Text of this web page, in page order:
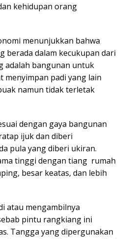
kehidupan orang
menunjukkan bahwa
berada dalam kecukupan dari
adalah bangunan untuk
menyimpan padi yang lain
namun tidak terletak
dengan gaya bangunan
ijuk dan diberi
pula yang diberi ukiran.
tinggi dengan tiang rumah
besar keatas, dan lebih
atau mengambilnya
pintu rangkiang ini
Tangga yang dipergunakan